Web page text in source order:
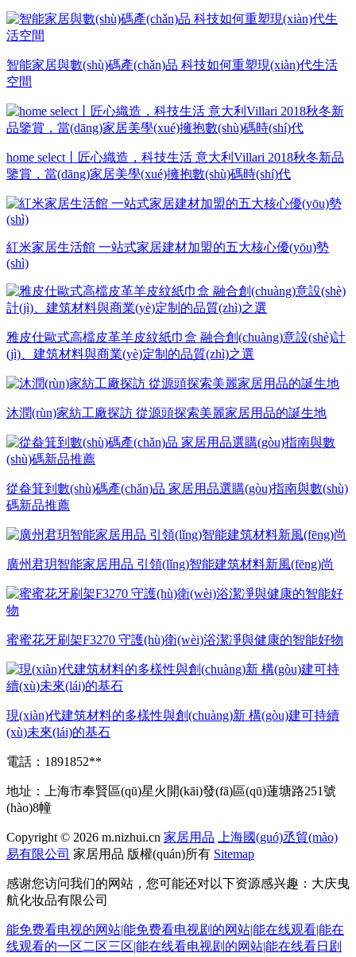
智能家居與數(shù)碼產(chǎn)品 科技如何重塑現(xiàn)代生活
空間
home select丨匠心織造，科技生活 意大利Villari 2018秋冬新品
鑒賞，當(dāng)家居美學(xué)擁抱數(shù)碼時(shí)代
紅米家居生活館 一站式家居建材加盟的五大核心優(yōu)勢
(shì)
雅皮仕歐式高檔皮革羊皮紋紙巾盒 融合創(chuàng)意設(shè)計
(jì)、建筑材料與商業(yè)定制的品質(zhì)之選
沐潤(rùn)家紡工廠探訪 從源頭探索美麗家居用品的誕生地
從畚箕到數(shù)碼產(chǎn)品 家居用品選購(gòu)指南與數(shù)
碼新品推薦
廣州君玥智能家居用品 引領(lǐng)智能建筑材料新風(fēng)尚
蜜蜜花牙刷架F3270 守護(hù)衛(wèi)浴潔凈與健康的智能好物
現(xiàn)代建筑材料的多樣性與創(chuàng)新 構(gòu)建可持續
(xù)未來(lái)的基石
電話：1891852**
地址：上海市奉賢區(qū)星火開(kāi)發(fā)區(qū)蓮塘路251號
(hào)8幢
Copyright © 2026 m.nizhui.cn 家居用品 上海國(guó)丞貿(mào)
易有限公司 家居用品 版權(quán)所有 Sitemap
感谢您访问我们的网站，您可能还对以下资源感兴趣：大庆曳
航化妆品有限公司
能免费看电视的网站|能免费看电视剧的网站|能在线观看|能在
线观看的一区二区三区|能在线看电视剧的网站|能在线看日剧